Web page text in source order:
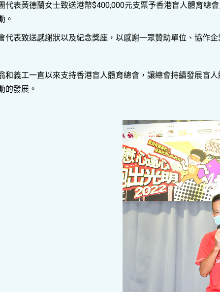
代表黃德蘭女士致送港幣$400,000元支票予香港盲人體育總
。
代表致送感謝狀以及紀念獎座，以感謝一眾贊助單位、協作
和義工一直以來支持香港盲人體育總會，讓總會持續發展盲
的發展。